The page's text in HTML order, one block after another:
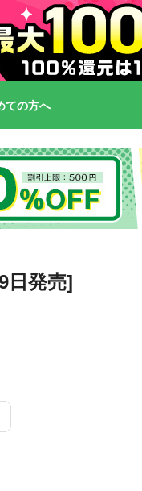
ての方へ
日発売]